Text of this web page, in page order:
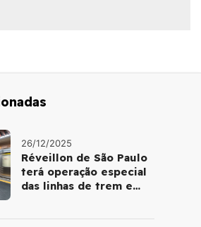
26/12/2025
Réveillon de São Paulo
terá operação especial
das linhas de trem e